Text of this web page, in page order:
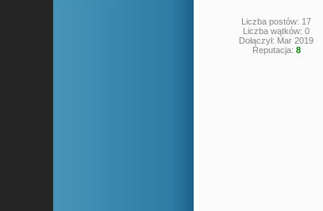
Liczba postów: 17
Liczba wątków: 0
Dołączył: Mar 2019
Reputacja: 8